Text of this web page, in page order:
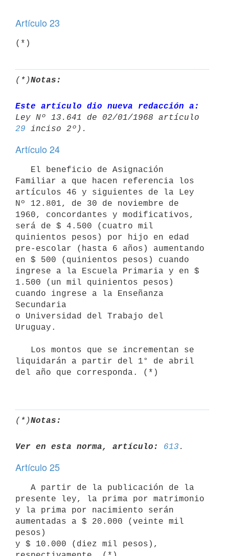
Artículo 23
(*)
(*)Notas:
Este artículo dio nueva redacción a:
29
Artículo 24
Familiar a que hacen referencia los
artículos 46 y siguientes de la Ley
Nº 12.801, de 30 de noviembre de
1960, concordantes y modificativos,
será de $ 4.500 (cuatro mil
quinientos pesos) por hijo en edad
pre-escolar (hasta 6 años) aumentando
en $ 500 (quinientos pesos) cuando
ingrese a la Escuela Primaria y en $
1.500 (un mil quinientos pesos)
cuando ingrese a la Enseñanza
Secundaria
o Universidad del Trabajo del
Uruguay.
liquidarán a partir del 1° de abril
del año que corresponda. (*)
(*)Notas:
Ver en esta norma, artículo: 613
Artículo 25
presente ley, la prima por matrimonio
y la prima por nacimiento serán
aumentadas a $ 20.000 (veinte mil
pesos)
y $ 10.000 (diez mil pesos),